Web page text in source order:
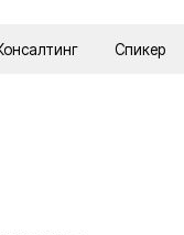
Обо мне